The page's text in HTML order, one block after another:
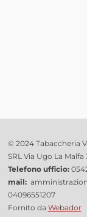
© 2024 Tabaccheria
SRL Via Ugo La
Telefono ufficio:
mail:
04096551207
Fornito da Webador